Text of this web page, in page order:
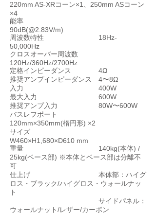
220mm AS-XRコーン×1、250mm ASコーン
×4
能率
90dB(@2.83V/m)
周波数特性 18Hz-
50,000Hz
クロスオーバー周波数
120Hz/360Hz/2700Hz
定格インピーダンス 4Ω
推奨アンプインピーダンス 4〜8Ω
入力 400W
最大入力 600W
推奨アンプ入力 80W〜600W
バスレフポート
120mm×350mm(楕円形) ×2
サイズ
W460×H1,680×D610 mm
重量 140kg(本体) /
25kg(ベース部) ※本体とベース部は分離不
可
仕上げ 本体部：ハイグ
ロス・ブラック/ハイグロス・ウォールナッ
ト
サイドパネル：
ウォールナット/レザー/カーボン